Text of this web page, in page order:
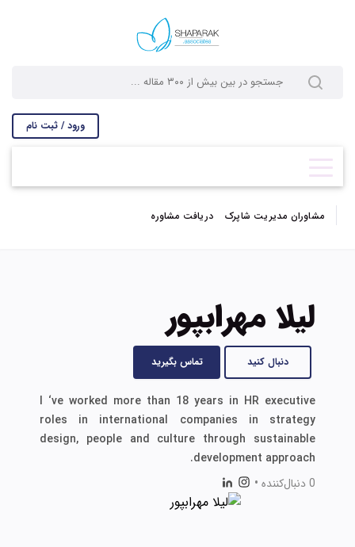
ورود / ثبت نام
مشاوران مدیریت شاپرک دریافت مشاوره
لیلا مهرابپور
دنبال کنید تماس بگیرید
I ‘ve worked more than 18 years in HR executive
roles in international companies in strategy
design, people and culture through sustainable
development approach.
0 دنبال‌کننده
•